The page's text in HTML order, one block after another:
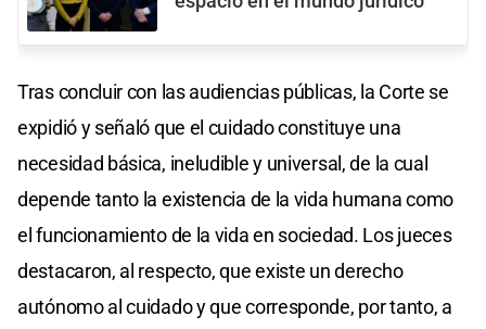
Tras concluir con las audiencias públicas, la Corte se
expidió y señaló que el cuidado constituye una
necesidad básica, ineludible y universal, de la cual
depende tanto la existencia de la vida humana como
el funcionamiento de la vida en sociedad. Los jueces
destacaron, al respecto, que existe un derecho
autónomo al cuidado y que corresponde, por tanto, a